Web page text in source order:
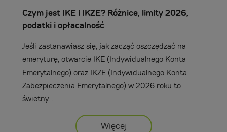
Czym jest IKE i IKZE? Różnice, limity 2026,
podatki i opłacalność
Jeśli zastanawiasz się, jak zacząć oszczędzać na
emeryturę, otwarcie IKE (Indywidualnego Konta
Emerytalnego) oraz IKZE (Indywidualnego Konta
Zabezpieczenia Emerytalnego) w 2026 roku to
świetny...
Więcej